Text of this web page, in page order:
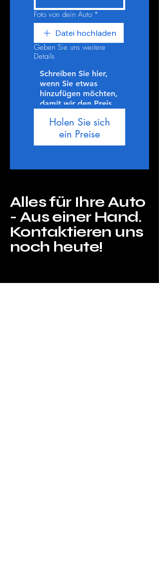
Foto von dein Auto *
Datei hochladen
Geben Sie uns weitere
Details
Holen Sie sich
ein Preise
Alles für Ihre Auto
- Aus einer Hand.
Kontaktieren uns
noch heute!